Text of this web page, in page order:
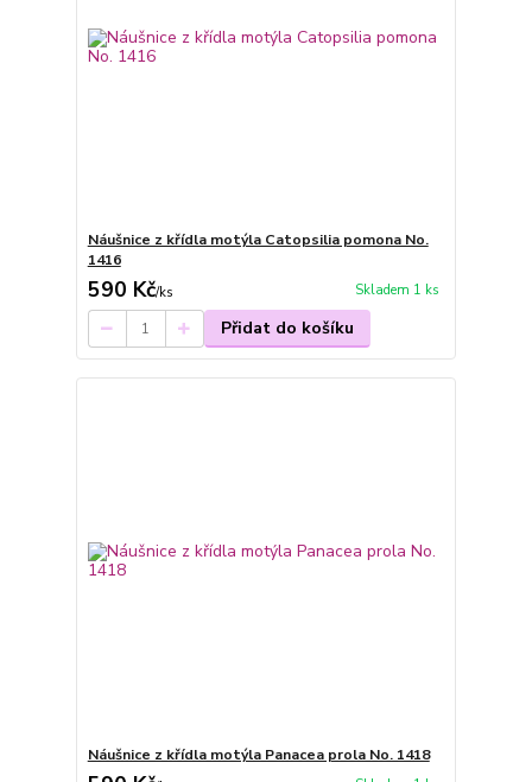
Náušnice z křídla motýla Catopsilia pomona No.
1416
590 Kč/ks Skladem 1 ks
Přidat do košíku
Náušnice z křídla motýla Panacea prola No. 1418